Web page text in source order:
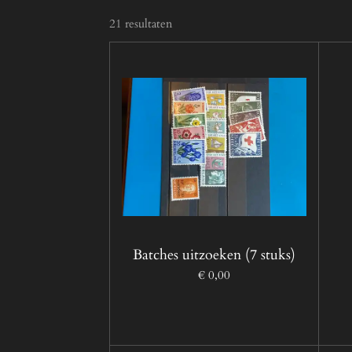
21 resultaten
Batches uitzoeken (7 stuks)
€ 0,00